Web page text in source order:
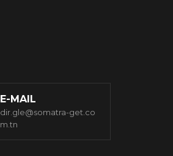
E-MAIL
dir.gle@somatra-get.co
m.tn